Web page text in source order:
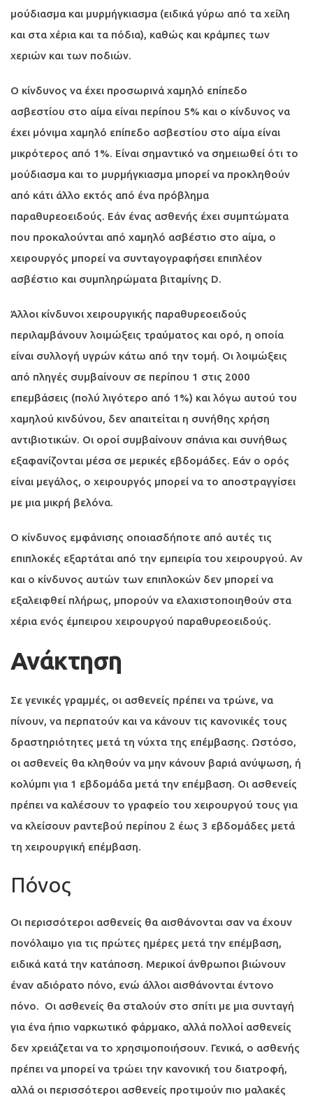
μούδιασμα και μυρμήγκιασμα (ειδικά γύρω από τα χείλη
και στα χέρια και τα πόδια), καθώς και κράμπες των
χεριών και των ποδιών.
Ο κίνδυνος να έχει προσωρινά χαμηλό επίπεδο
ασβεστίου στο αίμα είναι περίπου 5% και ο κίνδυνος να
έχει μόνιμα χαμηλό επίπεδο ασβεστίου στο αίμα είναι
μικρότερος από 1%. Είναι σημαντικό να σημειωθεί ότι το
μούδιασμα και το μυρμήγκιασμα μπορεί να προκληθούν
από κάτι άλλο εκτός από ένα πρόβλημα
παραθυρεοειδούς. Εάν ένας ασθενής έχει συμπτώματα
που προκαλούνται από χαμηλό ασβέστιο στο αίμα, ο
χειρουργός μπορεί να συνταγογραφήσει επιπλέον
ασβέστιο και συμπληρώματα βιταμίνης D.
Άλλοι κίνδυνοι χειρουργικής παραθυρεοειδούς
περιλαμβάνουν λοιμώξεις τραύματος και ορό, η οποία
είναι συλλογή υγρών κάτω από την τομή. Οι λοιμώξεις
από πληγές συμβαίνουν σε περίπου 1 στις 2000
επεμβάσεις (πολύ λιγότερο από 1%) και λόγω αυτού του
χαμηλού κινδύνου, δεν απαιτείται η συνήθης χρήση
αντιβιοτικών. Οι οροί συμβαίνουν σπάνια και συνήθως
εξαφανίζονται μέσα σε μερικές εβδομάδες. Εάν ο ορός
είναι μεγάλος, ο χειρουργός μπορεί να το αποστραγγίσει
με μια μικρή βελόνα.
Ο κίνδυνος εμφάνισης οποιασδήποτε από αυτές τις
επιπλοκές εξαρτάται από την εμπειρία του χειρουργού. Αν
και ο κίνδυνος αυτών των επιπλοκών δεν μπορεί να
εξαλειφθεί πλήρως, μπορούν να ελαχιστοποιηθούν στα
χέρια ενός έμπειρου χειρουργού παραθυρεοειδούς.
Ανάκτηση
Σε γενικές γραμμές, οι ασθενείς πρέπει να τρώνε, να
πίνουν, να περπατούν και να κάνουν τις κανονικές τους
δραστηριότητες μετά τη νύχτα της επέμβασης. Ωστόσο,
οι ασθενείς θα κληθούν να μην κάνουν βαριά ανύψωση, ή
κολύμπι για 1 εβδομάδα μετά την επέμβαση. Οι ασθενείς
πρέπει να καλέσουν το γραφείο του χειρουργού τους για
να κλείσουν ραντεβού περίπου 2 έως 3 εβδομάδες μετά
τη χειρουργική επέμβαση.
Πόνος
Οι περισσότεροι ασθενείς θα αισθάνονται σαν να έχουν
πονόλαιμο για τις πρώτες ημέρες μετά την επέμβαση,
ειδικά κατά την κατάποση. Μερικοί άνθρωποι βιώνουν
έναν αδιόρατο πόνο, ενώ άλλοι αισθάνονται έντονο
πόνο. Οι ασθενείς θα σταλούν στο σπίτι με μια συνταγή
για ένα ήπιο ναρκωτικό φάρμακο, αλλά πολλοί ασθενείς
δεν χρειάζεται να το χρησιμοποιήσουν. Γενικά, ο ασθενής
πρέπει να μπορεί να τρώει την κανονική του διατροφή,
αλλά οι περισσότεροι ασθενείς προτιμούν πιο μαλακές